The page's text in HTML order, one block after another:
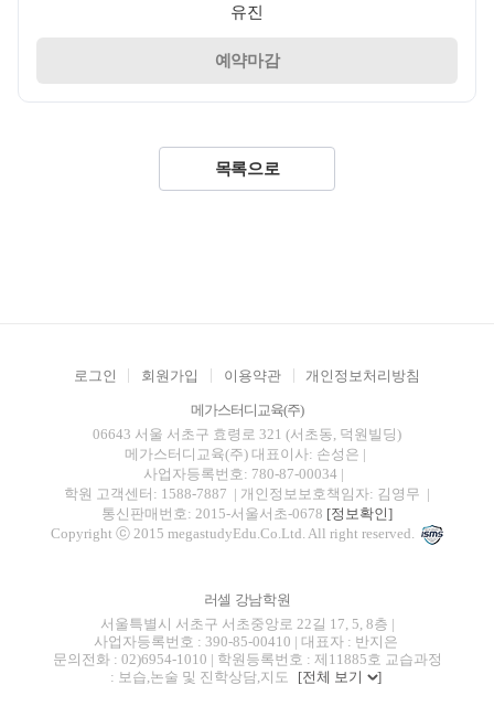
유진
예약마감
목록으로
로그인 회원가입 이용약관 개인정보처리방침
메가스터디교육(주)
06643 서울 서초구 효령로 321 (서초동, 덕원빌딩)
메가스터디교육(주) 대표이사: 손성은 |
사업자등록번호: 780-87-00034 |
학원 고객센터: 1588-7887 | 개인정보보호책임자: 김영무 |
통신판매번호: 2015-서울서초-0678 [정보확인]
Copyright ⓒ 2015 megastudyEdu.Co.Ltd. All right reserved.
러셀 강남학원
서울특별시 서초구 서초중앙로 22길 17, 5, 8층 |
사업자등록번호 : 390-85-00410 | 대표자 : 반지은
문의전화 : 02)6954-1010 | 학원등록번호 : 제11885호 교습과정
: 보습,논술 및 진학상담,지도
[전체 보기 ]